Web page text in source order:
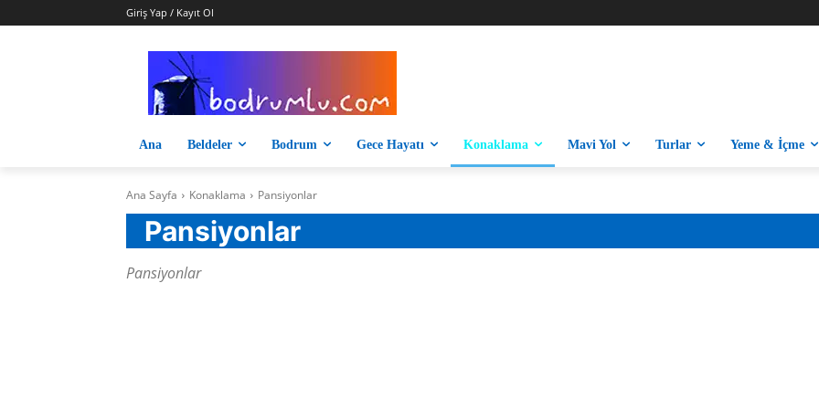
Giriş Yap / Kayıt Ol
Ana Beldeler Bodrum Gece Hayatı Konaklama Mavi Yol Turlar Yeme & İçme
Ana Sayfa Konaklama Pansiyonlar
Pansiyonlar
Pansiyonlar